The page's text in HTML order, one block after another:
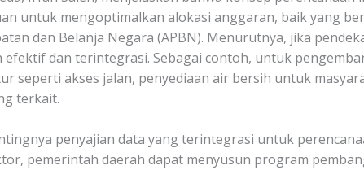
untuk mengoptimalkan alokasi anggaran, baik yang
dan Belanja Negara (APBN). Menurutnya, jika
dan terintegrasi. Sebagai contoh, untuk
seperti akses jalan, penyediaan air bersih untuk
terkait.
penyajian data yang terintegrasi untuk
pemerintah daerah dapat menyusun program